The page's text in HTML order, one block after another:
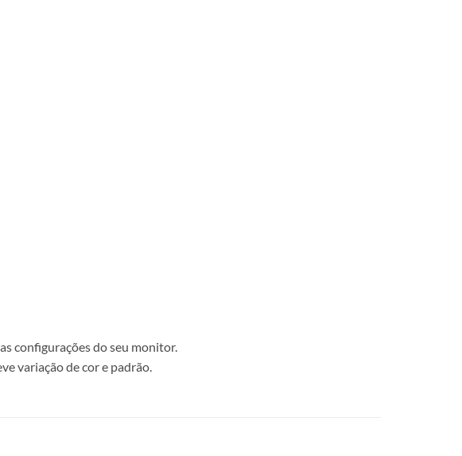
configurações do seu monitor.
variação de cor e padrão.